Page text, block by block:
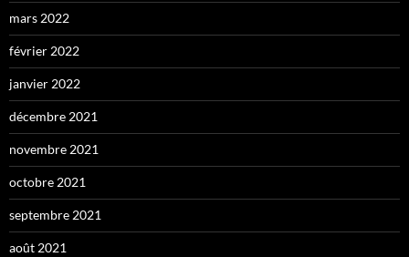
mars 2022
février 2022
janvier 2022
décembre 2021
novembre 2021
octobre 2021
septembre 2021
août 2021